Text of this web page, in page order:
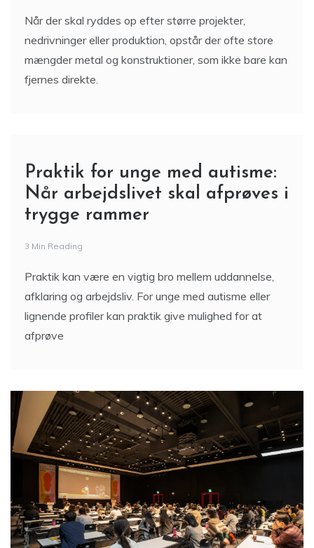
Når der skal ryddes op efter større projekter,
nedrivninger eller produktion, opstår der ofte store
mængder metal og konstruktioner, som ikke bare kan
fjernes direkte.
Praktik for unge med autisme:
Når arbejdslivet skal afprøves i
trygge rammer
3 Min Reading
Praktik kan være en vigtig bro mellem uddannelse,
afklaring og arbejdsliv. For unge med autisme eller
lignende profiler kan praktik give mulighed for at
afprøve